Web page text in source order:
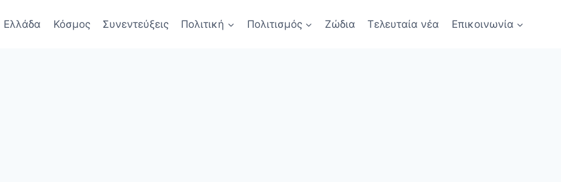
Ελλάδα Κόσμος Συνεντεύξεις Πολιτική Πολιτισμός Ζώδια Τελευταία νέα Επικοινωνία